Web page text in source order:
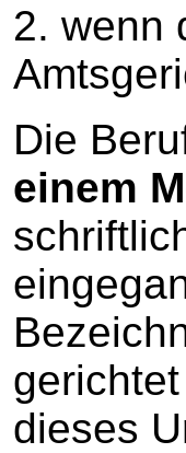
2. wenn
Die
einem
dieses